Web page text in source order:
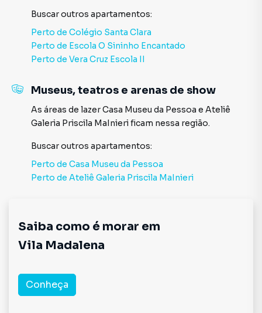
Buscar outros apartamentos:
Perto de Colégio Santa Clara
Perto de Escola O Sininho Encantado
Perto de Vera Cruz Escola II
Museus, teatros e arenas de show
As áreas de lazerCasa Museu da Pessoa e Ateliê
Galeria Priscila MaInierificam nessa região.
Buscar outros apartamentos:
Perto de Casa Museu da Pessoa
Perto de Ateliê Galeria Priscila MaInieri
Saiba como é morar em
Vila Madalena
Conheça